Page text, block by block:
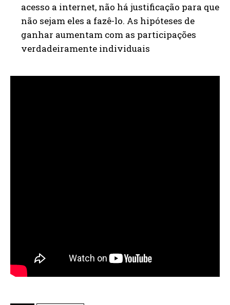
acesso a internet, não há justificação para que
não sejam eles a fazê-lo. As hipóteses de
ganhar aumentam com as participações
verdadeiramente individuais